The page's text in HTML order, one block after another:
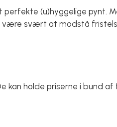
(u)hyggelige pynt.
være svært at modstå
kan holde priserne i bund af